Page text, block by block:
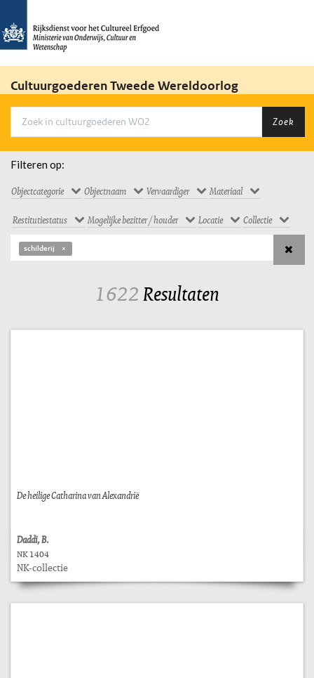
Cultuurgoederen Tweede Wereldoorlog
Zoek
Filteren op:
Objectcategorie Objectnaam Vervaardiger Materiaal
Restitutiestatus Mogelijke bezitter / houder Locatie Collectie
schilderij
1622Resultaten
De heilige Catharina van Alexandrië
Daddi, B.
NK 1404
NK-collectie